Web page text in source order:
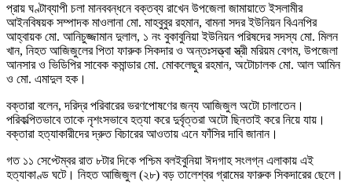
প্রায় ঘণ্টাব্যাপী চলা মানববন্ধনে বক্তব্য রাখেন উপজেলা জামায়াতে ইসলামীর
আইনবিষয়ক সম্পাদক মাওলানা মো. মাহবুবুর রহমান, বামনা সদর ইউনিয়ন বিএনপির
আহ্বায়ক মো. আনিচুজ্জামান দুলাল, ১ নং বুকাবুনিয়া ইউনিয়ন পরিষদের সদস্য মো. মিলন
খান, নিহত আজিজুলের পিতা ফারুক সিকদার ও অন্তঃসত্ত্বা স্ত্রী মরিয়ম বেগম, উপজেলা
আনসার ও ভিডিপির সাবেক কমান্ডার মো. মোকলেছুর রহমান, অটোচালক মো. আল আমিন
ও মো. এমাদুল হক।
বক্তারা বলেন, দরিদ্র পরিবারের ভরণপোষণের জন্য আজিজুল অটো চালাতেন।
পরিকল্পিতভাবে তাকে নৃশংসভাবে হত্যা করে দুর্বৃত্তরা অটো ছিনতাই করে নিয়ে যায়।
বক্তারা হত্যাকারীদের দ্রুত বিচারের আওতায় এনে ফাঁসির দাবি জানান।
গত ১১ সেপ্টেম্বর রাত ৮টার দিকে পশ্চিম বলইবুনিয়া ঈদগাহ সংলগ্ন এলাকায় এই
হত্যাকাণ্ড ঘটে। নিহত আজিজুল (২৮) বড় তালেশ্বর গ্রামের ফারুক সিকদারের ছেলে।